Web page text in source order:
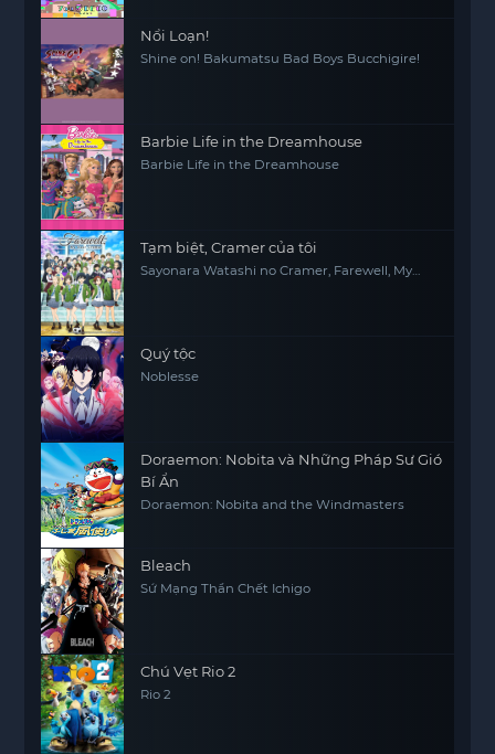
Nổi Loạn!
Shine on! Bakumatsu Bad Boys Bucchigire!
Barbie Life in the Dreamhouse
Barbie Life in the Dreamhouse
Tạm biệt, Cramer của tôi
Sayonara Watashi no Cramer, Farewell, My
Quý tộc
Noblesse
Doraemon: Nobita và Những Pháp Sư Gió
Bí Ẩn
Doraemon: Nobita and the Windmasters
Bleach
Sứ Mạng Thần Chết Ichigo
Chú Vẹt Rio 2
Rio 2